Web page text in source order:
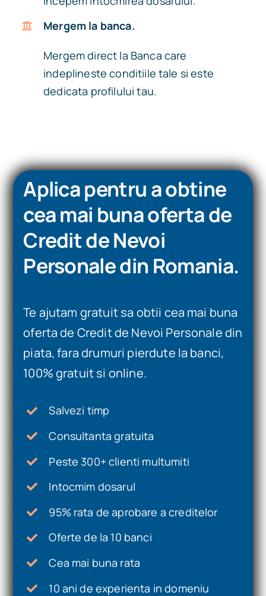
Mergem la banca.
Mergem direct la Banca care
indeplineste conditiile tale si este
dedicata profilului tau.
Aplica pentru a obtine
cea mai buna oferta de
Credit de Nevoi
Personale din Romania.
Te ajutam gratuit sa obtii cea mai buna
oferta de Credit de Nevoi Personale din
piata, fara drumuri pierdute la banci,
100% gratuit si online.
Salvezi timp
Consultanta gratuita
Peste 300+ clienti multumiti
Intocmim dosarul
95% rata de aprobare a creditelor
Oferte de la 10 banci
Cea mai buna rata
10 ani de experienta in domeniu